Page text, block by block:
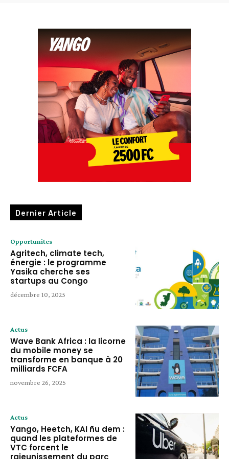
Dernier Article
Opportunites
Agritech, climate tech,
énergie : le programme
Yasika cherche ses
startups au Congo
décembre 10, 2025
Actus
Wave Bank Africa : la licorne
du mobile money se
transforme en banque à 20
milliards FCFA
novembre 26, 2025
Actus
Yango, Heetch, KAI ñu dem :
quand les plateformes de
VTC forcent le
rajeunissement du parc